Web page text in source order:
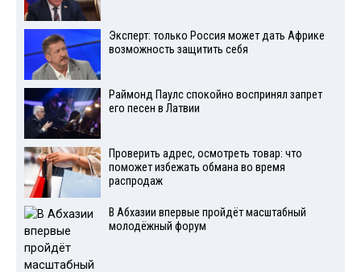
Эксперт: только Россия может дать Африке
возможность защитить себя
Раймонд Паулс спокойно воспринял запрет
его песен в Латвии
Проверить адрес, осмотреть товар: что
поможет избежать обмана во время
распродаж
В Абхазии впервые пройдёт масштабный
молодёжный форум